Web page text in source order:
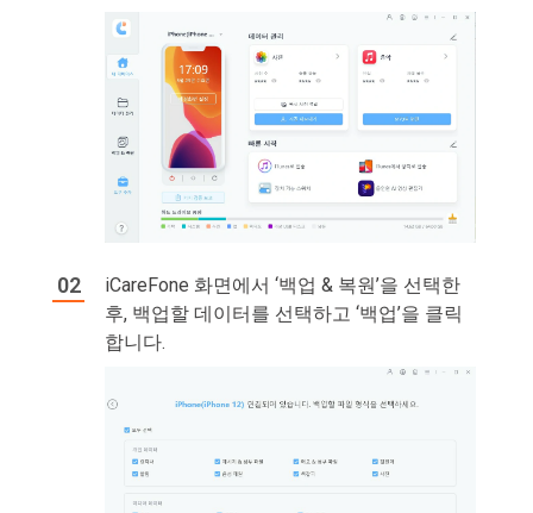
iCareFone 화면에서 ‘백업 & 복원’을 선택한
후, 백업할 데이터를 선택하고 ‘백업’을 클릭
합니다.